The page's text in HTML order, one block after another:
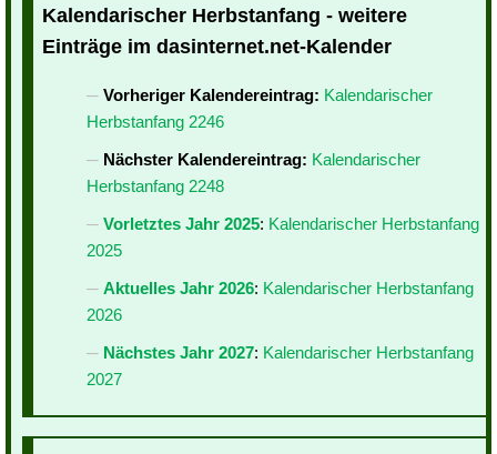
Kalendarischer Herbstanfang - weitere
Einträge im dasinternet.net-Kalender
Vorheriger Kalendereintrag: Kalendarischer
Herbstanfang 2246
Nächster Kalendereintrag: Kalendarischer
Herbstanfang 2248
Vorletztes Jahr 2025: Kalendarischer Herbstanfang
2025
Aktuelles Jahr 2026: Kalendarischer Herbstanfang
2026
Nächstes Jahr 2027: Kalendarischer Herbstanfang
2027